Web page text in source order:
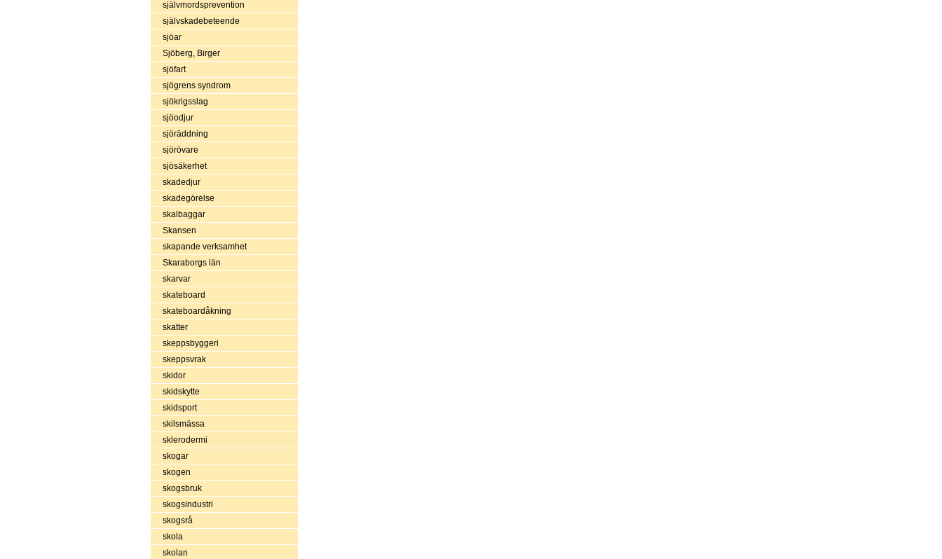
självmordsprevention
självskadebeteende
sjöar
Sjöberg, Birger
sjöfart
sjögrens syndrom
sjökrigsslag
sjöodjur
sjöräddning
sjörövare
sjösäkerhet
skadedjur
skadegörelse
skalbaggar
Skansen
skapande verksamhet
Skaraborgs län
skarvar
skateboard
skateboardåkning
skatter
skeppsbyggeri
skeppsvrak
skidor
skidskytte
skidsport
skilsmässa
sklerodermi
skogar
skogen
skogsbruk
skogsindustri
skogsrå
skola
skolan